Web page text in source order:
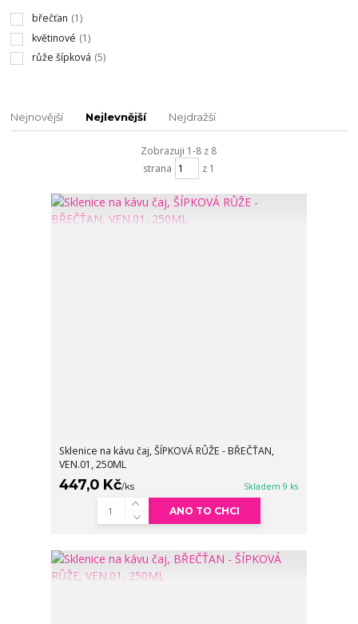
břečťan (1)
květinové (1)
růže šípková (5)
Nejnovější Nejlevnější Nejdražší
Zobrazuji 1-8 z 8
strana
z 1
Sklenice na kávu čaj, ŠÍPKOVÁ RŮŽE - BŘEČŤAN,
VEN.01, 250ML
447,0 Kč/ks Skladem 9 ks
ANO TO CHCI